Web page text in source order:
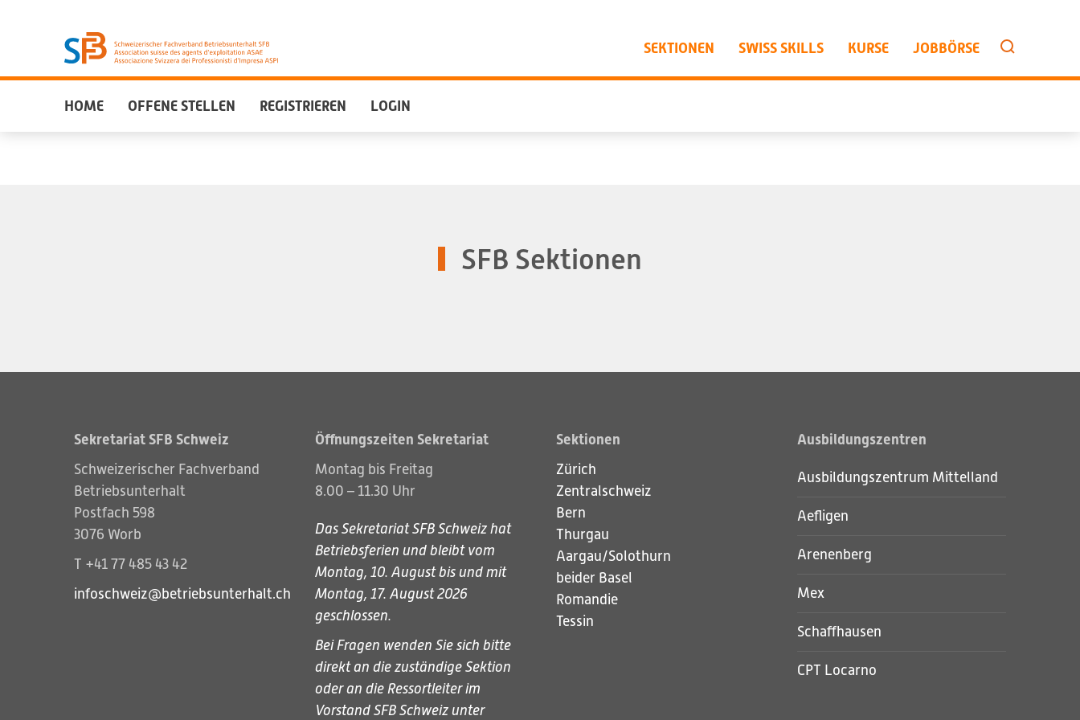
SEKTIONEN SWISS SKILLS KURSE JOBBÖRSE
HOME OFFENE STELLEN REGISTRIEREN LOGIN
SFB Sektionen
Sekretariat SFB Schweiz
Schweizerischer Fachverband
Betriebsunterhalt
Postfach 598
3076 Worb
T +41 77 485 43 42
infoschweiz@betriebsunterhalt.ch
Öffnungszeiten Sekretariat
Montag bis Freitag
8.00 – 11.30 Uhr
Das Sekretariat SFB Schweiz hat
Betriebsferien und bleibt vom
Montag, 10. August bis und mit
Montag, 17. August 2026
geschlossen.
Bei Fragen wenden Sie sich bitte
direkt an die zuständige Sektion
oder an die Ressortleiter im
Vorstand SFB Schweiz unter
Sektionen
Zürich
Zentralschweiz
Bern
Thurgau
Aargau/Solothurn
beider Basel
Romandie
Tessin
Ausbildungszentren
Ausbildungszentrum Mittelland
Aefligen
Arenenberg
Mex
Schaffhausen
CPT Locarno